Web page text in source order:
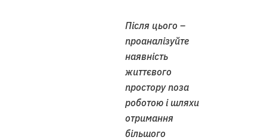
Після цього –
проаналізуйте
наявність
життєвого
простору поза
роботою і шляхи
отримання
більшого